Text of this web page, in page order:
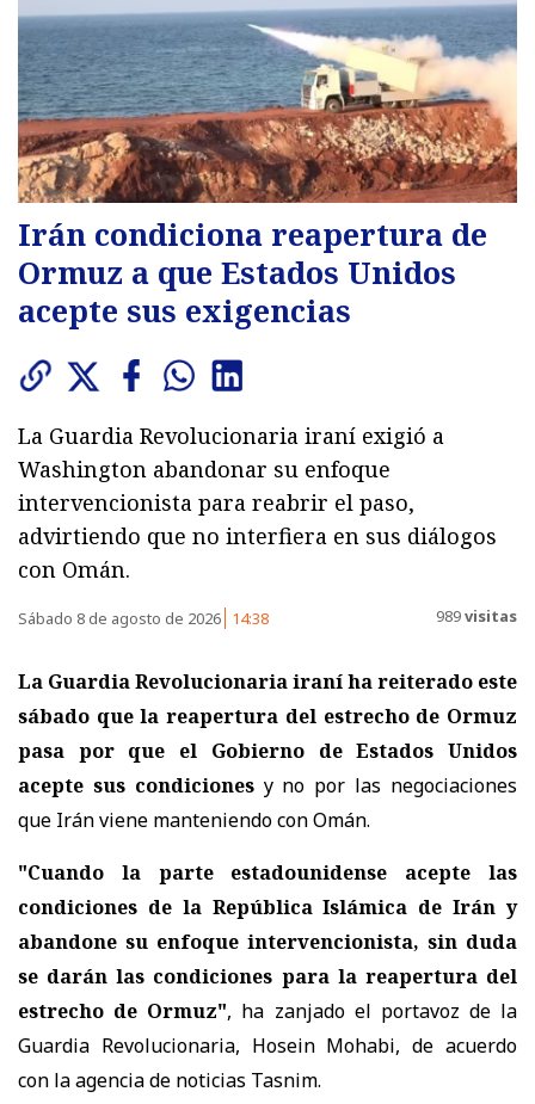
Irán condiciona reapertura de
Ormuz a que Estados Unidos
acepte sus exigencias
La Guardia Revolucionaria iraní exigió a
Washington abandonar su enfoque
intervencionista para reabrir el paso,
advirtiendo que no interfiera en sus diálogos
con Omán.
Sábado 8 de agosto de 2026 14:38 989visitas
La Guardia Revolucionaria iraní ha reiterado este
sábado que la reapertura del estrecho de Ormuz
pasa por que el Gobierno de Estados Unidos
acepte sus condicionesy no por las negociaciones
que Irán viene manteniendo con Omán.
"Cuando la parte estadounidense acepte las
condiciones de la República Islámica de Irán y
abandone su enfoque intervencionista, sin duda
se darán las condiciones para la reapertura del
estrecho de Ormuz", ha zanjado el portavoz de la
Guardia Revolucionaria, Hosein Mohabi, de acuerdo
con la agencia de noticias Tasnim.